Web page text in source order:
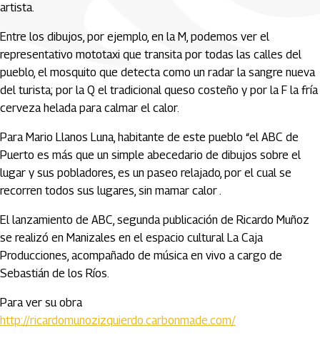
artista.
Entre los dibujos, por ejemplo, en la M, podemos ver el
representativo mototaxi que transita por todas las calles del
pueblo, el mosquito que detecta como un radar la sangre nueva
del turista; por la Q el tradicional queso costeño y por la F la fría
cerveza helada para calmar el calor.
Para Mario Llanos Luna, habitante de este pueblo “el ABC de
Puerto es más que un simple abecedario de dibujos sobre el
lugar y sus pobladores, es un paseo relajado, por el cual se
recorren todos sus lugares, sin mamar calor .
El lanzamiento de ABC, segunda publicación de Ricardo Muñoz
se realizó en Manizales en el espacio cultural La Caja
Producciones, acompañado de música en vivo a cargo de
Sebastián de los Ríos.
Para ver su obra
http://ricardomunozizquierdo.carbonmade.com/